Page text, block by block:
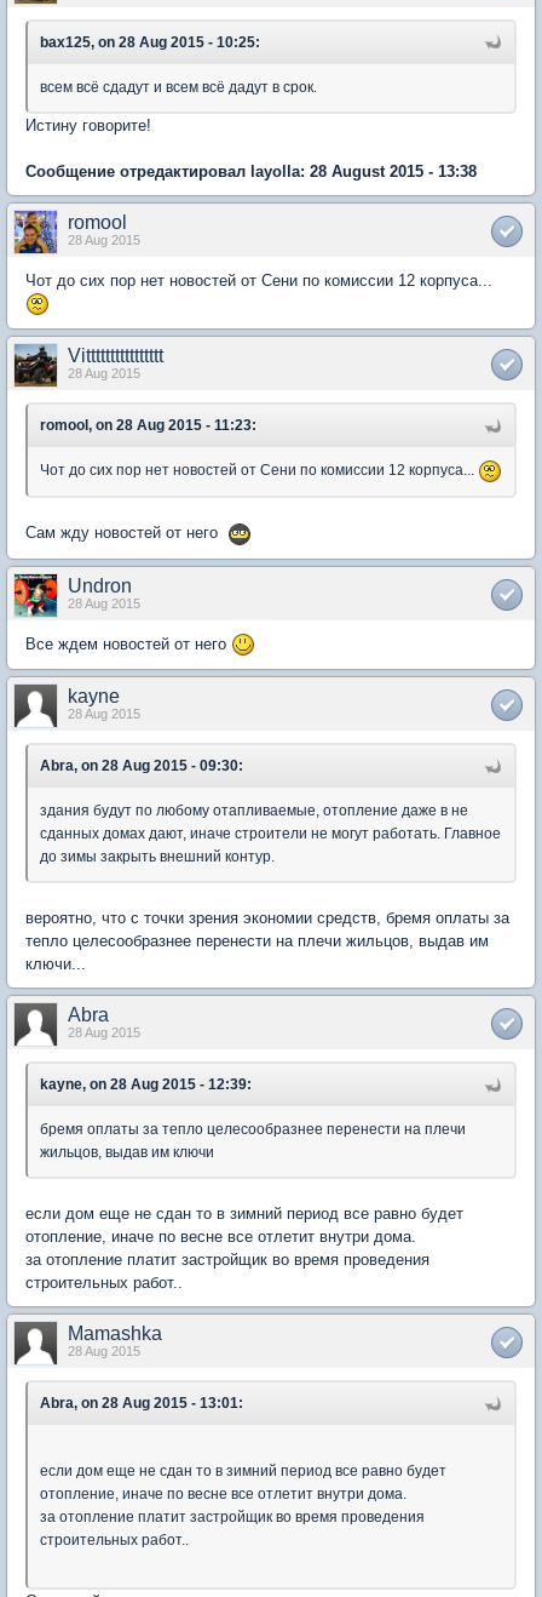
bax125, on 28 Aug 2015 - 10:25:
всем всё сдадут и всем всё дадут в срок.
Истину говорите!
Сообщение отредактировал layolla: 28 August 2015 - 13:38
romool
28 Aug 2015
Чот до сих пор нет новостей от Сени по комиссии 12 корпуса...
Vitttttttttttttttt
28 Aug 2015
romool, on 28 Aug 2015 - 11:23:
Чот до сих пор нет новостей от Сени по комиссии 12 корпуса...
Сам жду новостей от него
Undron
28 Aug 2015
Все ждем новостей от него
kayne
28 Aug 2015
Abra, on 28 Aug 2015 - 09:30:
здания будут по любому отапливаемые, отопление даже в не
сданных домах дают, иначе строители не могут работать. Главное
до зимы закрыть внешний контур.
вероятно, что с точки зрения экономии средств, бремя оплаты за
тепло целесообразнее перенести на плечи жильцов, выдав им
ключи...
Abra
28 Aug 2015
kayne, on 28 Aug 2015 - 12:39:
бремя оплаты за тепло целесообразнее перенести на плечи
жильцов, выдав им ключи
если дом еще не сдан то в зимний период все равно будет
отопление, иначе по весне все отлетит внутри дома.
за отопление платит застройщик во время проведения
строительных работ..
Mamashka
28 Aug 2015
Abra, on 28 Aug 2015 - 13:01:
если дом еще не сдан то в зимний период все равно будет
отопление, иначе по весне все отлетит внутри дома.
за отопление платит застройщик во время проведения
строительных работ..